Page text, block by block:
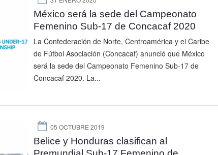
México será la sede del Campeonato
Femenino Sub-17 de Concacaf 2020
La Confederación de Norte, Centroamérica y el Caribe
de Fútbol Asociación (Concacaf) anunció que México
será la sede del Campeonato Femenino Sub-17 de
Concacaf 2020. La...
05 OCTUBRE 2019
Belice y Honduras clasifican al